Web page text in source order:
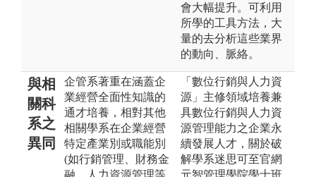
會大幅提升。可利用
所學的工具方法，大
量的去分析這些業界
的動向、脈絡。
與相
關科
系之
異同
企管系著重在涵蓋企
業經營全面性知識的
通才培養，相對其他
相關學系在企業經營
特定產業別或職能別
(如行銷管理、財務金
融、人力資源管理等
「數位行銷與人力資
源」主修領域培養兼
具數位行銷與人力資
源管理能力之企業永
續發展人才，關於破
解學系迷思可至官網
元智管理學院學士班